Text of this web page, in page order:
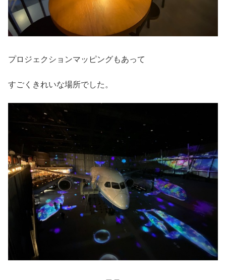
プロジェクションマッピングもあって
すごくきれいな場所でした。